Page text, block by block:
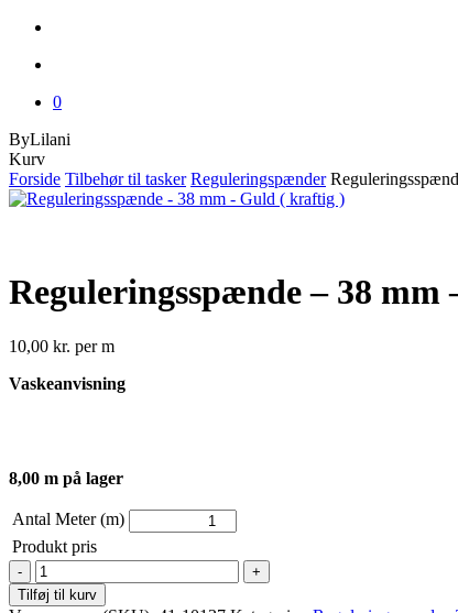
0
ByLilani
KurvClose
Cart
Forside Tilbehør til tasker Reguleringspænder
Reguleringsspænde – 38
10,00 kr. per m
Vaskeanvisning
8,00 m på lager
Antal Meter (m)
Produkt pris
Reguleringsspænde
-
38
Tilføj til kurv